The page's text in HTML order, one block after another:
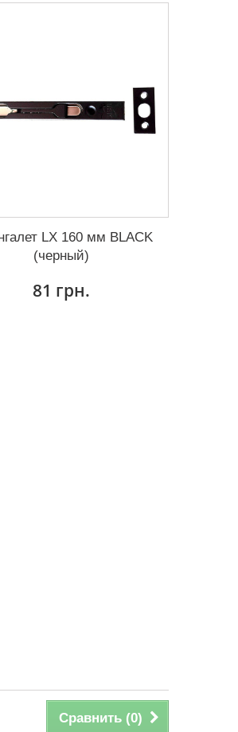
LX 160 мм BLACK
(черный)
81 грн.
Сравнить (0)